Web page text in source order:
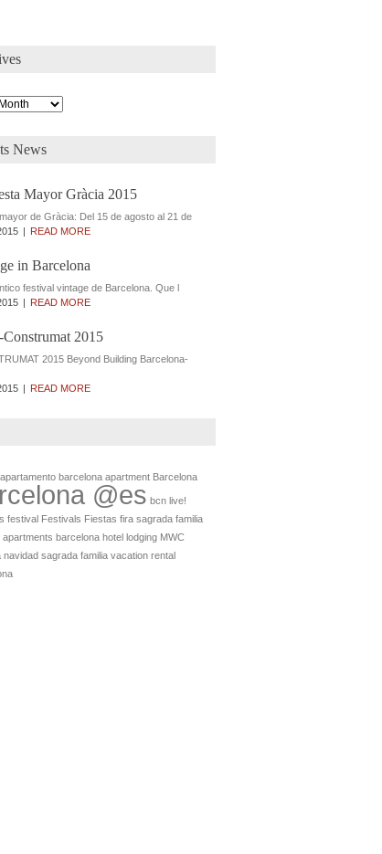
News
Mayor Gràcia 2015
de Gràcia: Del 15 de agosto al 21 de
READ MORE
in Barcelona
festival vintage de Barcelona. Que l
READ MORE
2015
2015 Beyond Building Barcelona-
READ MORE
apartamento barcelona apartment Barcelona
@es bcn live!
festival Festivals Fiestas fira sagrada familia
apartments barcelona hotel lodging MWC
navidad sagrada familia vacation rental